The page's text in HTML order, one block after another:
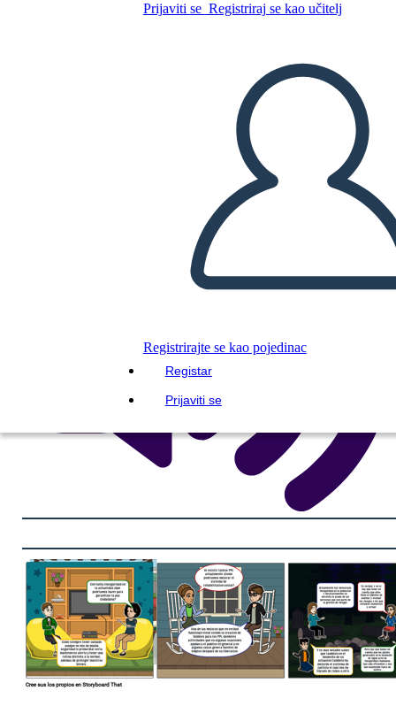
Prijaviti se Registriraj se kao učitelj
Registrirajte se kao pojedinac
Registar
Prijaviti se
IZRADITE PLOČU SCENARIJA
REPRODUCIRAJ DIJAPROJEKCIJU
ČITAJ MI